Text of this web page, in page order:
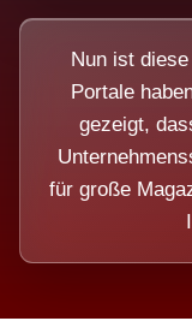
Nun ist
Portale
gezeigt,
für große